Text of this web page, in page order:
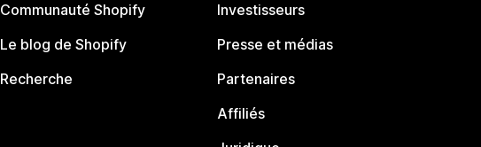
Communauté Shopify
Le blog de Shopify
Recherche
Investisseurs
Presse et médias
Partenaires
Affiliés